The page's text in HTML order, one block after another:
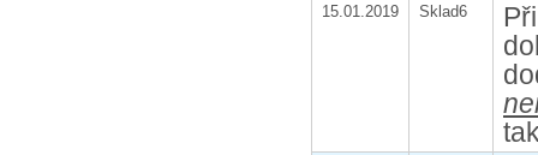
15.01.2019 Sklad6